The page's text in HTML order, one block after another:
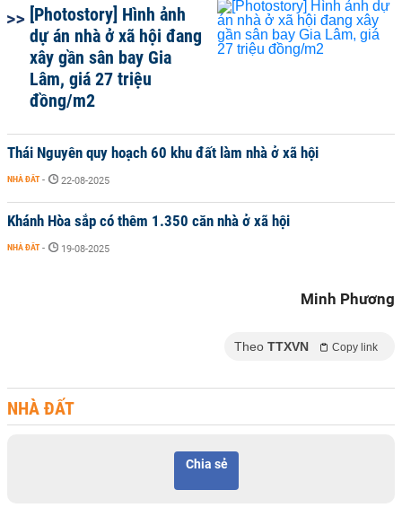
[Photostory] Hình ảnh
dự án nhà ở xã hội đang
xây gần sân bay Gia
Lâm, giá 27 triệu
đồng/m2
Thái Nguyên quy hoạch 60 khu đất làm nhà ở xã hội
NHÀ ĐẤT - 22-08-2025
Khánh Hòa sắp có thêm 1.350 căn nhà ở xã hội
NHÀ ĐẤT - 19-08-2025
Minh Phương
Theo TTXVN Copy link
NHÀ ĐẤT
Chia sẻ